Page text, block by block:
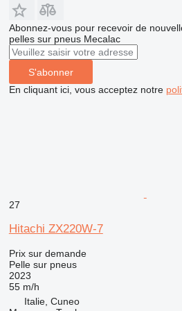
Abonnez-vous pour recevoir de
pelles sur pneus Mecalac
S'abonner
En cliquant ici, vous acceptez notre
27
Hitachi ZX220W-7
Prix sur demande
Pelle sur pneus
2023
55 m/h
Italie, Cuneo